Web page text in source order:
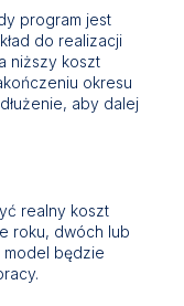
program jest
do realizacji
niższy koszt
okresu
aby dalej
realny koszt
roku, dwóch lub
będzie